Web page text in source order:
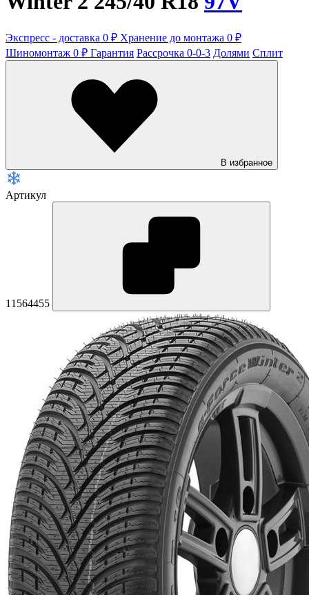
Экспресс - доставка 0 ₽ Хранение до монтажа 0 ₽
Шиномонтаж 0 ₽ Гарантия Рассрочка 0-0-3 Долями Сплит
В избранное
Артикул
11564455